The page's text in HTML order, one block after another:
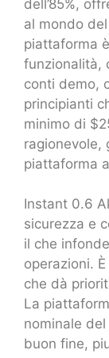
dell’85%,
al mondo
piattaforma
funzionalità,
conti demo,
principianti
minimo di
ragionevole,
piattaforma
Instant 0.6
sicurezza e
il che
operazioni.
che dà
La
nominale
buon fine,